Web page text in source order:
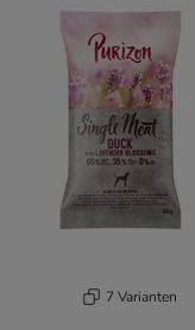
7 Varianten